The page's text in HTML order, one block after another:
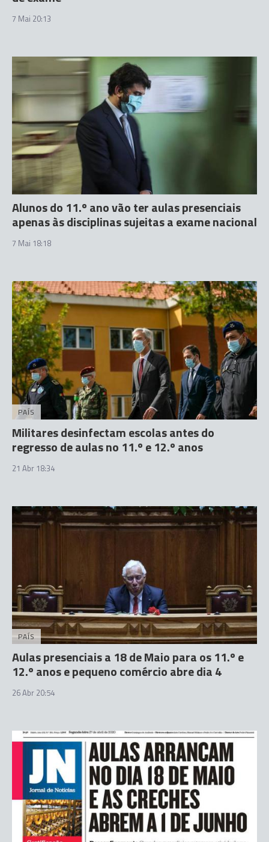
7 Mai 20:13
Alunos do 11.º ano vão ter aulas presenciais
apenas às disciplinas sujeitas a exame nacional
7 Mai 18:18
PAÍS
Militares desinfectam escolas antes do
regresso de aulas no 11.º e 12.º anos
21 Abr 18:34
PAÍS
Aulas presenciais a 18 de Maio para os 11.º e
12.º anos e pequeno comércio abre dia 4
26 Abr 20:54